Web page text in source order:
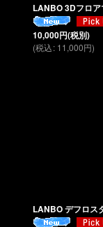
LANBO 3Dフロア
10,000円(税別)
(税込: 11,000円)
LANBO デフロス